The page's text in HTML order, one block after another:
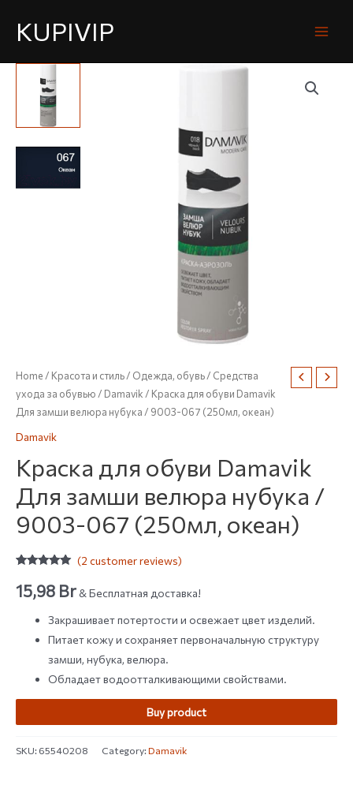
KUPIVIP
Home/ Красота и стиль/ Одежда, обувь/ Средства
ухода за обувью/ Damavik/ Краска для обуви Damavik
Для замши велюра нубука / 9003-067 (250мл, океан)
Damavik
Краска для обуви Damavik
Для замши велюра нубука /
9003-067 (250мл, океан)
out of 5
based on
ratings
(2 customer reviews)
15,98 Br& Бесплатная доставка!
Закрашивает потертости и освежает цвет изделий.
Питает кожу и сохраняет первоначальную структуру
замши, нубука, велюра.
Обладает водоотталкивающими свойствами.
Buy product
SKU:65540208 Category:Damavik